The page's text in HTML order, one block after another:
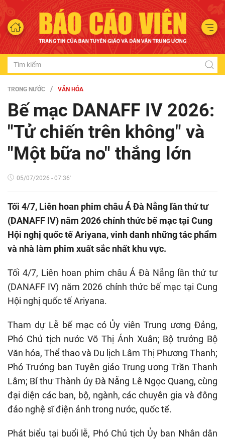
TRONG NƯỚC VĂN HÓA
Bế mạc DANAFF IV 2026:
"Tử chiến trên không" và
"Một bữa no" thắng lớn
05/07/2026 - 07:36'
Tối 4/7, Liên hoan phim châu Á Đà Nẵng lần thứ tư
(DANAFF IV) năm 2026 chính thức bế mạc tại Cung
Hội nghị quốc tế Ariyana, vinh danh những tác phẩm
và nhà làm phim xuất sắc nhất khu vực.
Tối 4/7, Liên hoan phim châu Á Đà Nẵng lần thứ tư
(DANAFF IV) năm 2026 chính thức bế mạc tại Cung
Hội nghị quốc tế Ariyana.
Tham dự Lễ bế mạc có Ủy viên Trung ương Đảng,
Phó Chủ tịch nước Võ Thị Ánh Xuân; Bộ trưởng Bộ
Văn hóa, Thể thao và Du lịch Lâm Thị Phương Thanh;
Phó Trưởng ban Tuyên giáo Trung ương Trần Thanh
Lâm; Bí thư Thành ủy Đà Nẵng Lê Ngọc Quang, cùng
đại diện các ban, bộ, ngành, các chuyên gia và đông
đảo nghệ sĩ điện ảnh trong nước, quốc tế.
Phát biểu tại buổi lễ, Phó Chủ tịch Ủy ban Nhân dân